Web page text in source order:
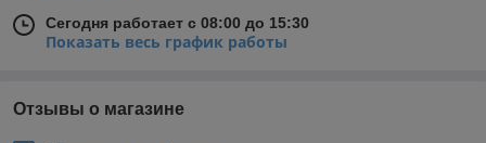
Сегодня работает с 08:00 до 15:30
Показать весь график работы
Отзывы о магазине